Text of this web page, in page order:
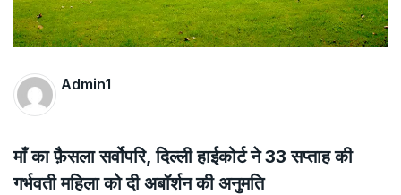
Sirion Gurugram, Haryana, India
Admin1
माँ का फ़ैसला सर्वोपरि, दिल्ली हाईकोर्ट ने 33 सप्ताह की
गर्भवती महिला को दी अबॉर्शन की अनुमति